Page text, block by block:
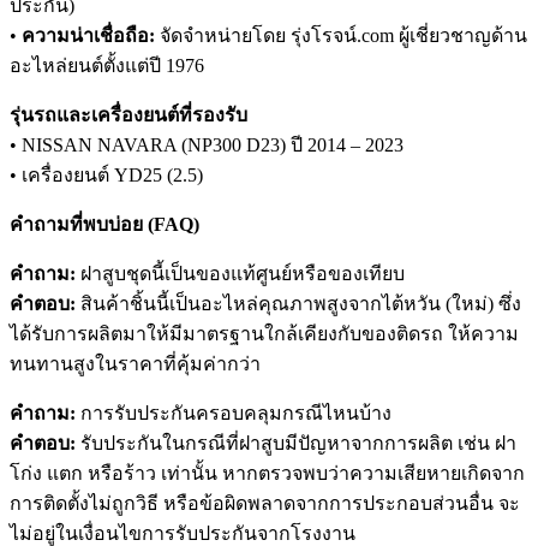
ประกัน)
• ความน่าเชื่อถือ: จัดจำหน่ายโดย รุ่งโรจน์.com ผู้เชี่ยวชาญด้าน
อะไหล่ยนต์ตั้งแต่ปี 1976
รุ่นรถและเครื่องยนต์ที่รองรับ
• NISSAN NAVARA (NP300 D23) ปี 2014 – 2023
• เครื่องยนต์ YD25 (2.5)
คำถามที่พบบ่อย (FAQ)
คำถาม: ฝาสูบชุดนี้เป็นของแท้ศูนย์หรือของเทียบ
คำตอบ: สินค้าชิ้นนี้เป็นอะไหล่คุณภาพสูงจากไต้หวัน (ใหม่) ซึ่ง
ได้รับการผลิตมาให้มีมาตรฐานใกล้เคียงกับของติดรถ ให้ความ
ทนทานสูงในราคาที่คุ้มค่ากว่า
คำถาม: การรับประกันครอบคลุมกรณีไหนบ้าง
คำตอบ: รับประกันในกรณีที่ฝาสูบมีปัญหาจากการผลิต เช่น ฝา
โก่ง แตก หรือร้าว เท่านั้น หากตรวจพบว่าความเสียหายเกิดจาก
การติดตั้งไม่ถูกวิธี หรือข้อผิดพลาดจากการประกอบส่วนอื่น จะ
ไม่อยู่ในเงื่อนไขการรับประกันจากโรงงาน